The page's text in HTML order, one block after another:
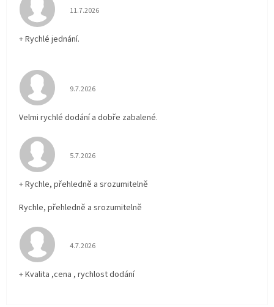
Hodnocení obchodu je 5 z 5 hvězdiček.
11.7.2026
+ Rychlé jednání.
Hodnocení obchodu je 5 z 5 hvězdiček.
9.7.2026
Velmi rychlé dodání a dobře zabalené.
Hodnocení obchodu je 5 z 5 hvězdiček.
5.7.2026
+ Rychle, přehledně a srozumitelně
Rychle, přehledně a srozumitelně
Hodnocení obchodu je 5 z 5 hvězdiček.
4.7.2026
+ Kvalita ,cena , rychlost dodání